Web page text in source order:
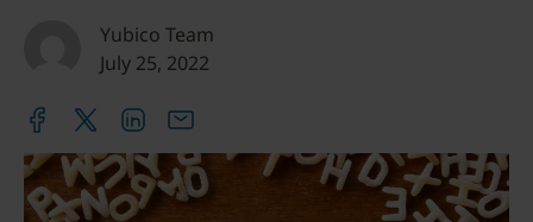
Yubico Team
July 25, 2022